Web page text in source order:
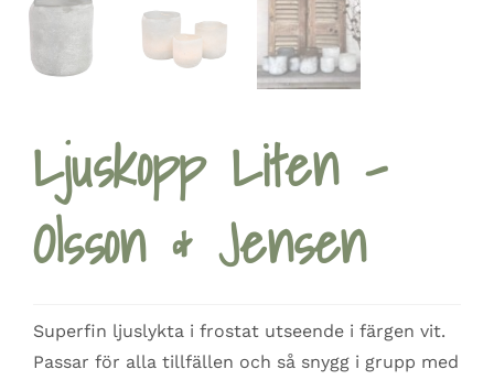
Ljuskopp Liten –
Olsson & Jensen
Superfin ljuslykta i frostat utseende i färgen vit.
Passar för alla tillfällen och så snygg i grupp med